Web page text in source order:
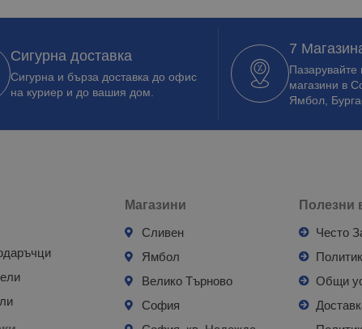
Сигурна доставка
Сигурна и бърза доставка до офис
на куриер и до вашия дом.
7
Пазарувайте
магазини в
Ямбол,
Магазини
Сливен
Ямбол
Велико Търново
София
Полезни
Често
Общи